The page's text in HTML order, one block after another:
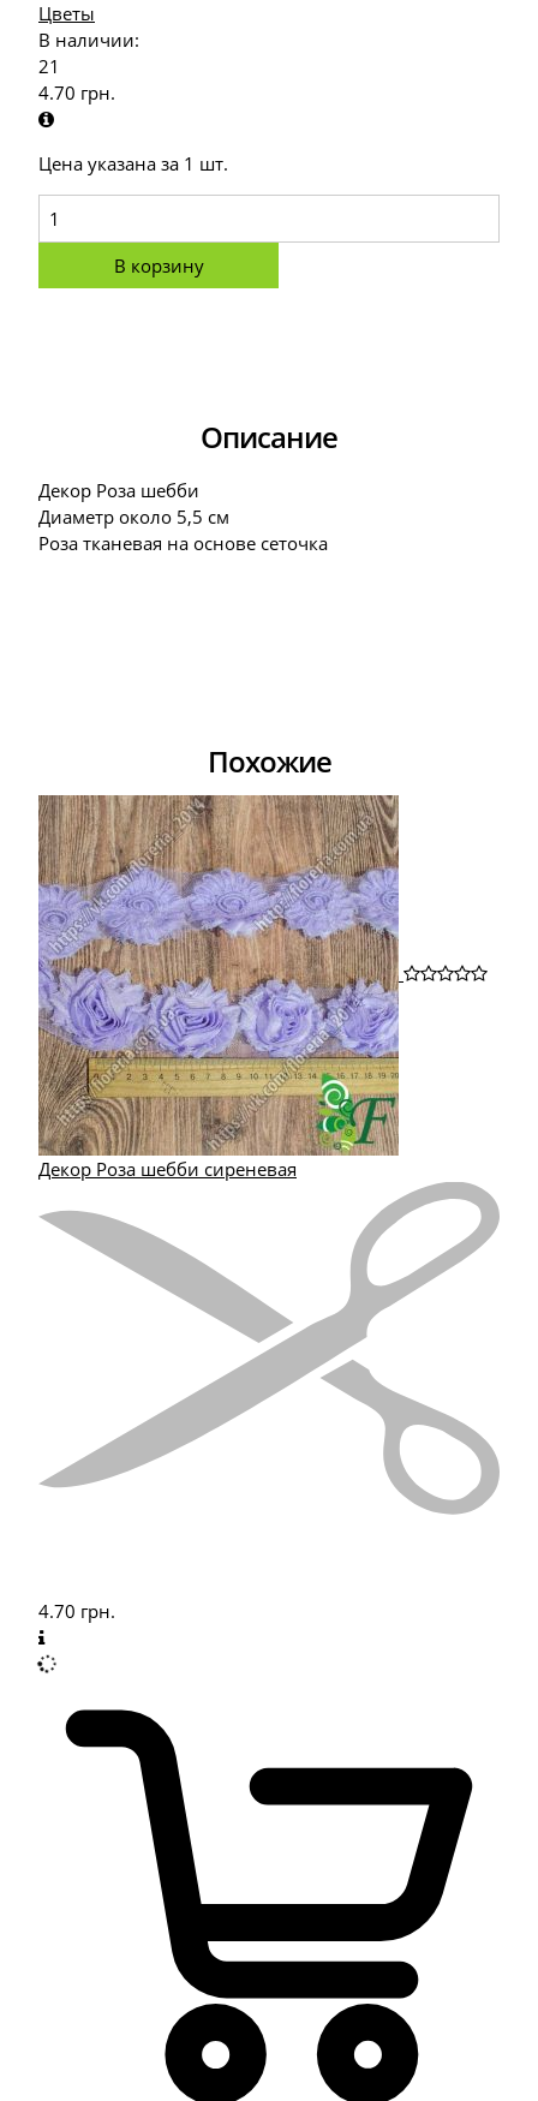
Цветы
В наличии:
21
4.70 грн.
Цена указана за 1 шт.
В корзину
Описание
Декор Роза шебби
Диаметр около 5,5 см
Роза тканевая на основе сеточка
Похожие
Декор Роза шебби сиреневая
4.70 грн.